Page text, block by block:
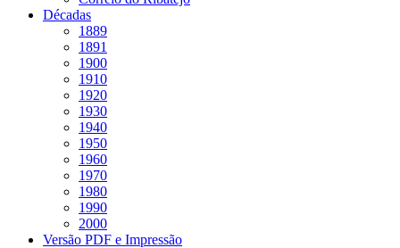
Décadas
1889
1891
1900
1910
1920
1930
1940
1950
1960
1970
1980
1990
2000
Versão PDF e Impressão